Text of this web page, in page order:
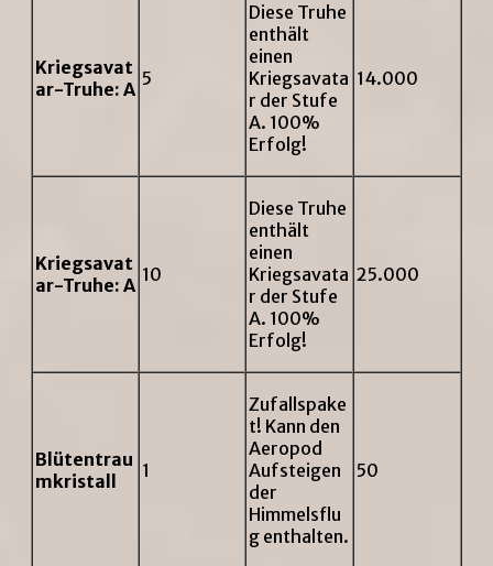
Kriegsavat
ar-Truhe: A 5
Diese Truhe
enthält
einen
Kriegsavata
r der Stufe
A. 100%
Erfolg!
14.000
Kriegsavat
ar-Truhe: A 10
Diese Truhe
enthält
einen
Kriegsavata
r der Stufe
A. 100%
Erfolg!
25.000
Blütentrau
mkristall
1
Zufallspake
t! Kann den
Aeropod
Aufsteigen
der
Himmelsflu
g enthalten.
50